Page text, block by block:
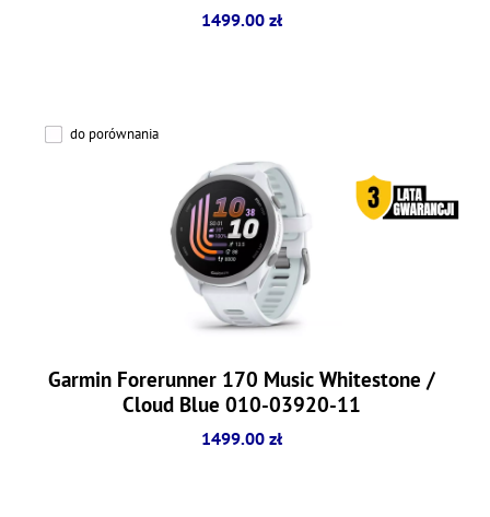
1499.00 zł
do porównania
Garmin Forerunner 170 Music Whitestone /
Cloud Blue 010-03920-11
1499.00 zł